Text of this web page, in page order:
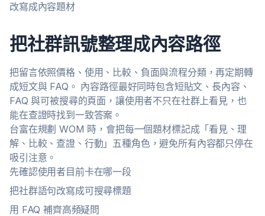
改寫成內容題材
把社群訊號整理成內容路徑
把留言依照價格、使用、比較、負面與流程分類，再定期轉
成短文與 FAQ。 內容路徑最好同時包含短貼文、長內容、
FAQ 與可被搜尋的頁面，讓使用者不只在社群上看見，也
能在查證時找到一致答案。
台富在規劃 WOM 時，會把每一個題材標記成「看見、理
解、比較、查證、行動」五種角色，避免所有內容都只停在
吸引注意。
先確認使用者目前卡在哪一段
把社群語句改寫成可搜尋標題
用 FAQ 補齊高頻疑問